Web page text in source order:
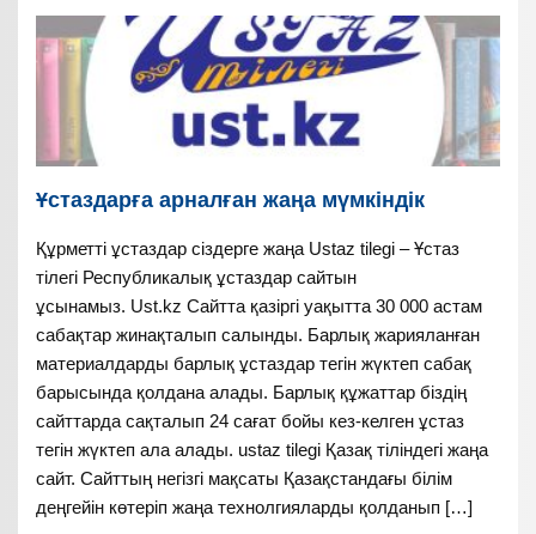
Ұстаздарға арналған жаңа мүмкіндік
Құрметті ұстаздар сіздерге жаңа Ustaz tilegi – Ұстаз
тілегі Республикалық ұстаздар сайтын
ұсынамыз. Ust.kz Сайтта қазіргі уақытта 30 000 астам
сабақтар жинақталып салынды. Барлық жарияланған
материалдарды барлық ұстаздар тегін жүктеп сабақ
барысында қолдана алады. Барлық құжаттар біздің
сайттарда сақталып 24 сағат бойы кез-келген ұстаз
тегін жүктеп ала алады. ustaz tilegi Қазақ тіліндегі жаңа
сайт. Сайттың негізгі мақсаты Қазақстандағы білім
деңгейін көтеріп жаңа технолгияларды қолданып […]